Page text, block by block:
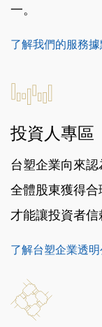
一。
了解我們的服務
投資人專區
台塑企業向來
全體股東獲得合
才能讓投資者信
了解台塑企業透